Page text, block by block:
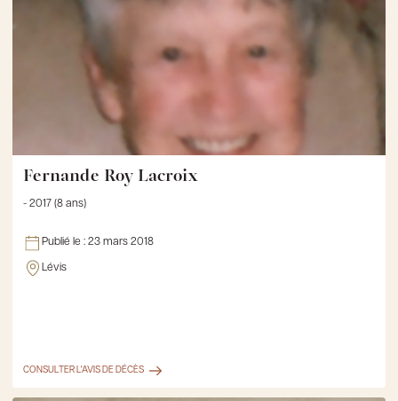
Fernande Roy Lacroix
- 2017 (8 ans)
Publié le : 23 mars 2018
Lévis
CONSULTER L'AVIS DE DÉCÈS